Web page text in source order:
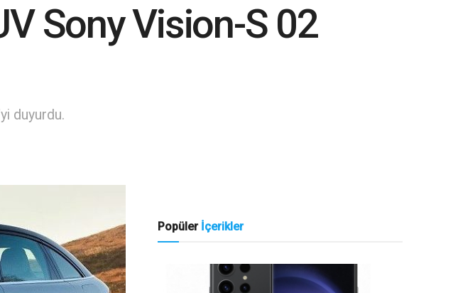
Sony Vision-S 02
duyurdu.
Popüler İçerikler